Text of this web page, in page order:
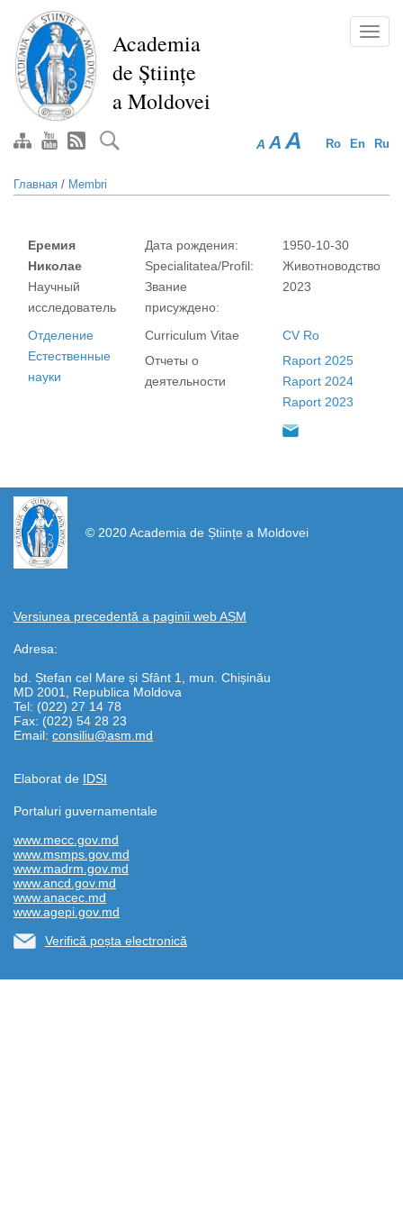
Перейти
основному
содержанию
Academia
de Științe
a Moldovei
Ro En Ru
A A A
Главная / Membri
Еремия
Николае
Научный
исследователь
Дата рождения:
Specialitatea/Profil:
Звание
присуждено:
1950-10-30
Животноводство
2023
Отделение
Естественные
науки
Curriculum Vitae
Отчеты о
деятельности
CV Ro
Raport 2025
Raport 2024
Raport 2023
© 2020 Academia de Științe a Moldovei
Versiunea precedentă a paginii web AȘM
Adresa:
bd. Ștefan cel Mare și Sfânt 1, mun. Chișinău
MD 2001, Republica Moldova
Tel: (022) 27 14 78
Fax: (022) 54 28 23
Email: consiliu@asm.md
Elaborat de IDSI
https://propletenie.ru/
Portaluri guvernamentale
www.mecc.gov.md
www.msmps.gov.md
www.madrm.gov.md
www.ancd.gov.md
www.anacec.md
www.agepi.gov.md
Verifică poșta electronică